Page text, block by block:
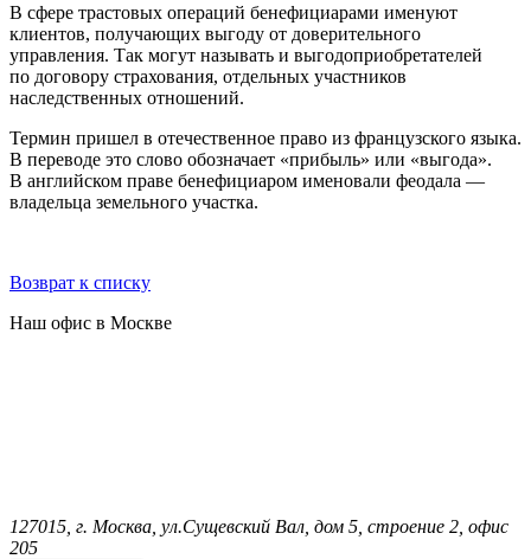
В сфере трастовых операций бенефициарами именуют
клиентов, получающих выгоду от доверительного
управления. Так могут называть и выгодоприобретателей
по договору страхования, отдельных участников
наследственных отношений.
Термин пришел в отечественное право из французского языка.
В переводе это слово обозначает «прибыль» или «выгода».
В английском праве бенефициаром именовали феодала —
владельца земельного участка.
Возврат к списку
Наш офис в Москве
127015, г. Москва, ул.Сущевский Вал, дом 5, строение 2, офис
205